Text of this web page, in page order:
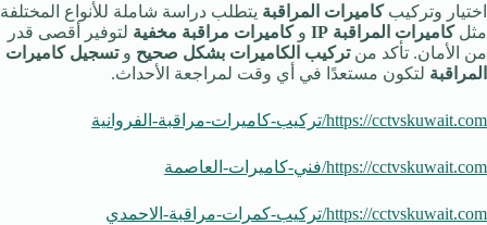
اختيار وتركيبكاميرات المراقبة يتطلب دراسة شاملة للأنواع المختلفة
مثلكاميرات المراقبة IP وكاميرات مراقبة مخفية لتوفير أقصى قدر
من الأمان. تأكد منتركيب الكاميرات بشكل صحيح وتسجيل كاميرات
المراقبة لتكون مستعدًا في أي وقت لمراجعة الأحداث.
https://cctvskuwait.com/تركيب-كاميرات-مراقبة-الفروانية
https://cctvskuwait.com/فني-كاميرات-العاصمة
https://cctvskuwait.com/تركيب-كمرات-مراقبة-الاحمدي